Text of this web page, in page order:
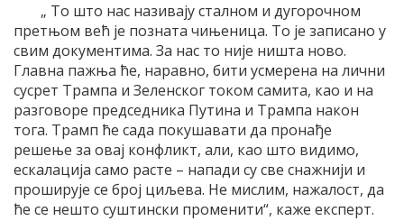
„ То што нас називају сталном и дугорочном
претњом већ је позната чињеница. То је записано у
свим документима. За нас то није ништа ново.
Главна пажња ће, наравно, бити усмерена на лични
сусрет Трампа и Зеленског током самита, као и на
разговоре председника Путина и Трампа након
тога. Трамп ће сада покушавати да пронађе
решење за овај конфликт, али, као што видимо,
ескалација само расте – напади су све снажнији и
проширује се број циљева. Не мислим, нажалост, да
ће се нешто суштински променити“, каже експерт.